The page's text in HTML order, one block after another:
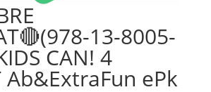
13-8005-
CAN! 4
Ab&ExtraFun ePk